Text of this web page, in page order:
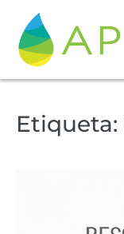
Etiqueta: